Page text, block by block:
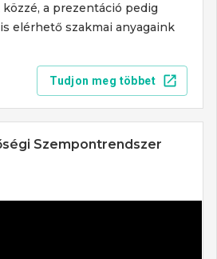
a prezentáció pedig
is elérhető szakmai anyagaink
Tudjon meg többet
Szempontrendszer